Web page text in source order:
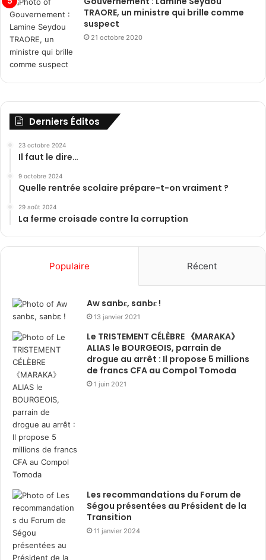
TRAORE, un ministre qui brille comme
suspect
21 octobre 2020
Derniers Éditos
23 octobre 2024
Il faut le dire…
9 octobre 2024
Quelle rentrée scolaire prépare-t-on vraiment ?
29 août 2024
La ferme croisade contre la corruption
Populaire Récent
Aw sanbɛ, sanbɛ !
13 janvier 2021
Le TRISTEMENT CÉLÈBRE 《MARAKA》
ALIAS le BOURGEOIS, parrain de
drogue au arrêt : Il propose 5 millions
de francs CFA au Compol Tomoda
1 juin 2021
Les recommandations du Forum de
Ségou présentées au Président de la
Transition
11 janvier 2024